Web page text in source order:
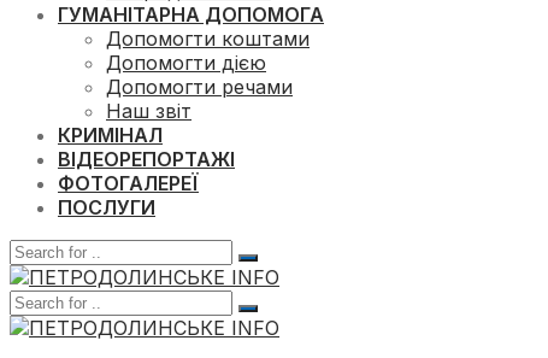
ГУМАНІТАРНА ДОПОМОГА
Допомогти коштами
Допомогти дією
Допомогти речами
Наш звіт
КРИМІНАЛ
ВІДЕОРЕПОРТАЖІ
ФОТОГАЛЕРЕЇ
ПОСЛУГИ